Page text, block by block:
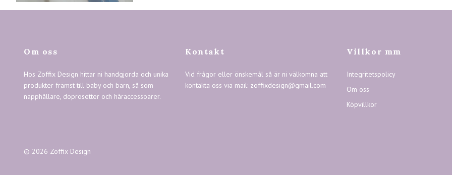
Om oss
Hos Zoffix Design hittar ni handgjorda och unika
produkter främst till baby och barn, så som
napphållare, doprosetter och håraccessoarer.
Kontakt
Vid frågor eller önskemål så är ni välkomna att
kontakta oss via mail: zoffixdesign@gmail.com
Villkor mm
Integritetspolicy
Om oss
Köpvillkor
© 2026 Zoffix Design